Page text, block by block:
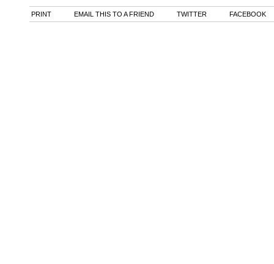
PRINT EMAIL THIS TO A FRIEND TWITTER FACEBOOK